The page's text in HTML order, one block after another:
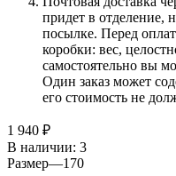
придет в отделение,
посылке. Перед
коробки: вес,
самостоятельно вы
Один заказ может
его стоимость не
1 940 ₽
В наличии: 3
Размер—170